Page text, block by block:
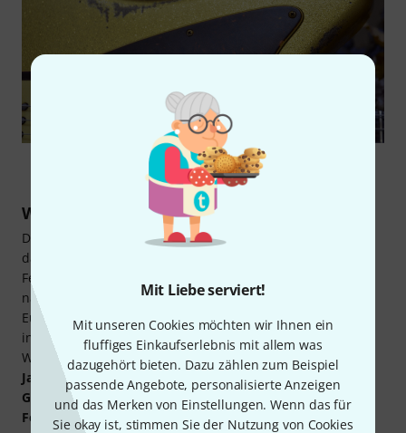
Mit Liebe serviert!
Mit unseren Cookies möchten wir Ihnen ein
fluffiges Einkaufserlebnis mit allem was
dazugehört bieten. Dazu zählen zum Beispiel
passende Angebote, personalisierte Anzeigen
und das Merken von Einstellungen. Wenn das für
Sie okay ist, stimmen Sie der Nutzung von Cookies
Welche Sonstigen Tremolos gibt es?
Das Kahler Tremoloverfolgt einen ähnlichen Ansatz wie
das Floyd Rose-System, kann aber dank eines alternativen
Federsystems mit weniger Fräsarbeiten am Korpus
nachgerüstet werden. Kahler Tremolos sind ab etwa 400
Euro zu haben (z. B. Kahler K 7300 Black) und werden auch
in einer speziellen Bass-Version angeboten (Kahler 2410R-
W4 Bass Tremolo). Vibrato-Systeme für
Jazzmaster- und
Jaguar
-Style-Gitarren gibt es schon für etwa 50 Euro von
Göldo
(Göldo Tremolo for Jazzmaster) oder als Original von
Fender
für rund 100 Euro (Fender AM Vint. Tremolo